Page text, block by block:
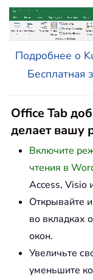
Подробнее о
Бесплатная
Office Tab
делает вашу
Включите
чтения в
Access, Visio
Открывайте
во вкладках
окон.
Увеличьте
уменьшите